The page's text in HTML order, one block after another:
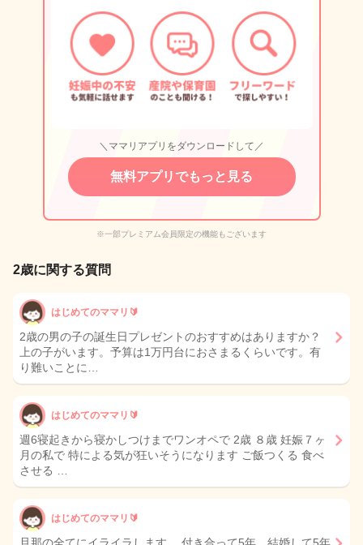
＼ママリアプリをダウンロードして／
無料アプリでもっと見る
※一部プレミアム会員限定の機能もございます
2歳に関する質問
はじめてのママリ🔰
2歳の男の子の誕生日プレゼントのおすすめはありますか？
上の子がいます。予算は1万円台におさまるくらいです。有
り難いことに…
はじめてのママリ🔰
週6寝起きから寝かしつけまでワンオペで 2歳 ８歳 妊娠７ヶ
月の私で 特による気が狂いそうになります ご飯つくる 食べ
させる …
はじめてのママリ🔰